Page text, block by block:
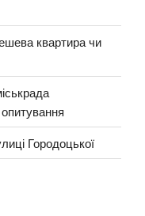
квартира чи
Городоцької